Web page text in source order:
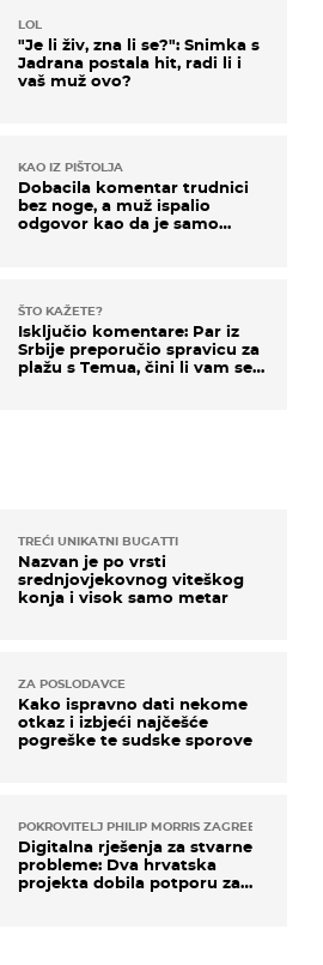
LOL
"Je li živ, zna li se?": Snimka s
Jadrana postala hit, radi li i
vaš muž ovo?
KAO IZ PIŠTOLJA
Dobacila komentar trudnici
bez noge, a muž ispalio
odgovor kao da je samo
ŠTO KAŽETE?
Isključio komentare: Par iz
Srbije preporučio spravicu za
plažu s Temua, čini li vam se
TREĆI UNIKATNI BUGATTI
Nazvan je po vrsti
srednjovjekovnog viteškog
konja i visok samo metar
ZA POSLODAVCE
Kako ispravno dati nekome
otkaz i izbjeći najčešće
pogreške te sudske sporove
POKROVITELJ PHILIP MORRIS ZAGREB
Digitalna rješenja za stvarne
probleme: Dva hrvatska
projekta dobila potporu za